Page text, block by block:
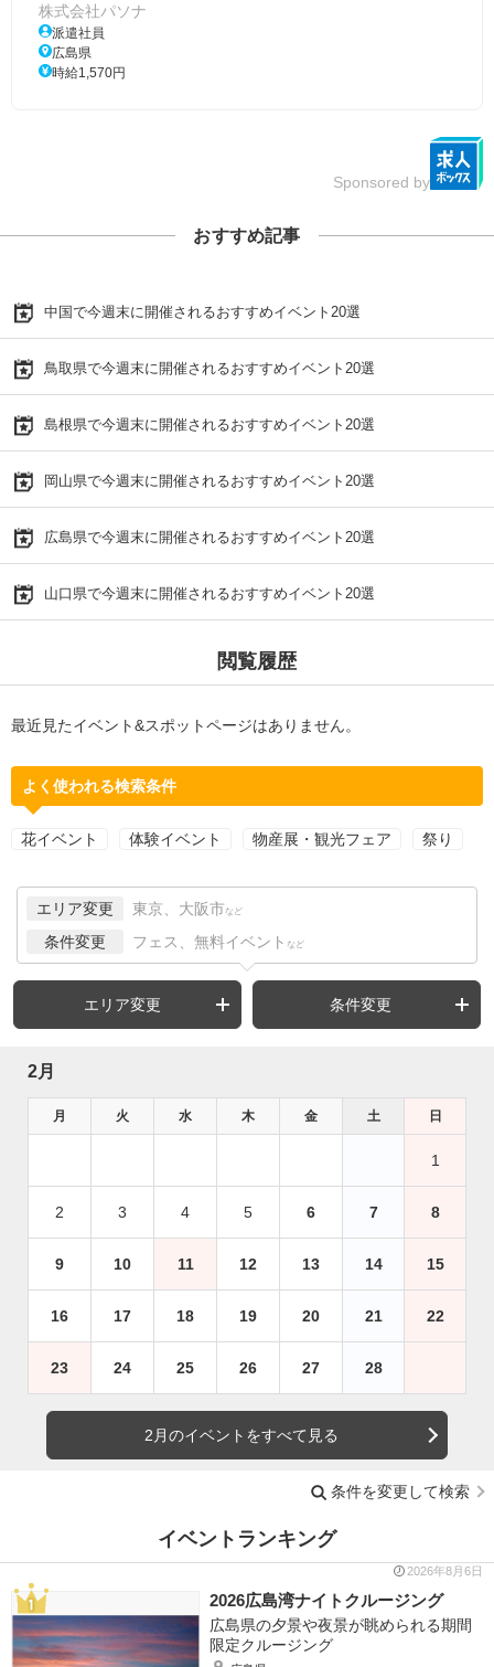
株式会社パソナ
派遣社員
広島県
時給1,570円
Sponsored by
おすすめ記事
中国で今週末に開催されるおすすめイベント20選
鳥取県で今週末に開催されるおすすめイベント20選
島根県で今週末に開催されるおすすめイベント20選
岡山県で今週末に開催されるおすすめイベント20選
広島県で今週末に開催されるおすすめイベント20選
山口県で今週末に開催されるおすすめイベント20選
閲覧履歴
最近見たイベント&スポットページはありません。
よく使われる検索条件
花イベント 体験イベント 物産展・観光フェア 祭り
エリア変更 東京、大阪市 など
条件変更 フェス、無料イベント など
エリア変更 条件変更
2月
月 火 水 木 金 土 日
1
2 3 4 5 6 7 8
9 10 11 12 13 14 15
16 17 18 19 20 21 22
23 24 25 26 27 28
2月のイベントをすべて見る
条件を変更して検索
イベントランキング
2026年8月6日
2026広島湾ナイトクルージング
広島県の夕景や夜景が眺められる期間
限定クルージング